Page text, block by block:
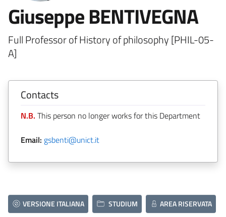
Giuseppe BENTIVEGNA
Full Professor of History of philosophy [PHIL-05-
A]
Contacts
N.B. This person no longer works for this Department
Email: gsbenti@unict.it
VERSIONE ITALIANA STUDIUM AREA RISERVATA